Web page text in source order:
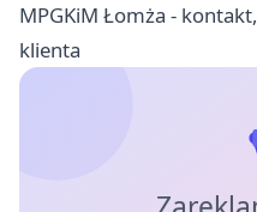
MPGKiM Łomża -
klienta